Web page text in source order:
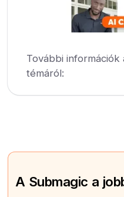
További
témáról:
A Submagic a